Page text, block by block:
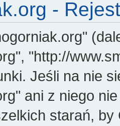
-
"http://
Jeśli na nie
ani z niego
starań,